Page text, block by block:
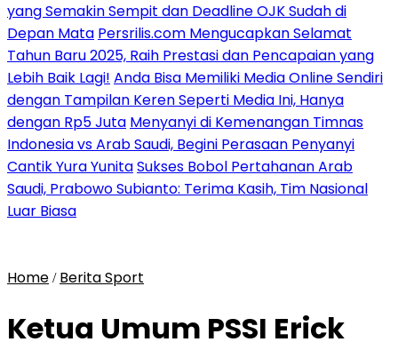
yang Semakin Sempit dan Deadline OJK Sudah di
Depan Mata Persrilis.com Mengucapkan Selamat
Tahun Baru 2025, Raih Prestasi dan Pencapaian yang
Lebih Baik Lagi! Anda Bisa Memiliki Media Online Sendiri
dengan Tampilan Keren Seperti Media Ini, Hanya
dengan Rp5 Juta Menyanyi di Kemenangan Timnas
Indonesia vs Arab Saudi, Begini Perasaan Penyanyi
Cantik Yura YunitaSukses Bobol Pertahanan Arab
Saudi, Prabowo Subianto: Terima Kasih, Tim Nasional
Luar Biasa
Home / Berita Sport
Ketua Umum PSSI Erick